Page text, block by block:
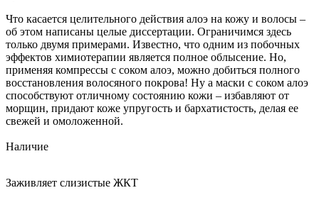
Что касается целительного действия алоэ на кожу и волосы –
об этом написаны целые диссертации. Ограничимся здесь
только двумя примерами. Известно, что одним из побочных
эффектов химиотерапии является полное облысение. Но,
применяя компрессы с соком алоэ, можно добиться полного
восстановления волосяного покрова! Ну а маски с соком алоэ
способствуют отличному состоянию кожи – избавляют от
морщин, придают коже упругость и бархатистость, делая ее
свежей и омоложенной.
Наличие
Заживляет слизистые ЖКТ